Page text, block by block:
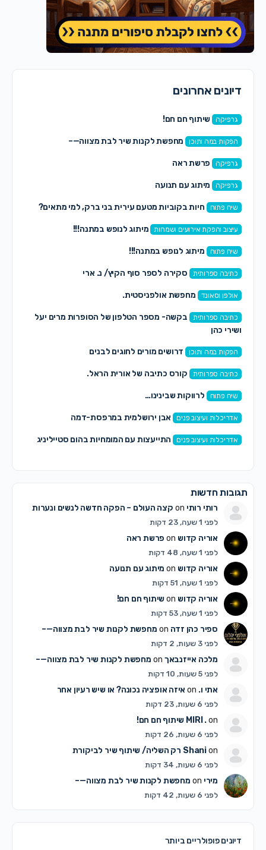
דיונים אחרונים
גרפיקה שיתוף חם חם!
הפקות במה ותוכן מחפשת לקנות שיר לבת מצווה—–
גרפיקה פרשת ראה
גרפיקה מיתוג עם תנועה
שיח פתוח חיות בקוביות מטעם עירית בני ברק, למי מתאים?
עיצוב והפקת אירועים ושמחות מיתוג לנופש במתנה!!!
שיח פתוח מיתוג לנופש במתנה!!!
כתיבה ספרותית סקירה לספר סוף הקיץ/ נ. ארי
אולפן וסאונד מחפשת אולפניסטית.
כתיבה ספרותית
בקשה- מספר הטלפון של הסופרות מרים יעל
ושירי כהן
הפקות במה ותוכן דרושים מורים לחוגים לבנים
כתיבה ספרותית קורס כתיבה של אורית הראל.
שיח פתוח לרווקות שבינינו…
אדריכלות ועיצוב פנים אבן ירושלמית במרפסת-דמה
אדריכלות ועיצוב פנים התייעצות עם המומחיות בהום סטייליניג
תגובות חדשות
רותי רותיon קצה העולם – הפקה חדשה לנשים ונערות
לפני 1 שעה, 23 דקות
אוריה קדושon פרשת ראה
לפני 1 שעה, 48 דקות
אוריה קדושon מיתוג עם תנועה
לפני 1 שעה, 51 דקות
אוריה קדושon שיתוף חם חם!
לפני 1 שעה, 53 דקות
ספיר כהן זדהon מחפשת לקנות שיר לבת מצווה—–
לפני 3 שעות, 2 דקות
מלכה אייזנבאךon מחפשת לקנות שיר לבת מצווה—–
לפני 5 שעות, 10 דקות
אתי ו.on איזה אופציה נכונה? או שיש רעיון אחר
לפני 6 שעות, 23 דקות
MIRI .on שיתוף חם חם!
לפני 6 שעות, 26 דקות
Shanion רק השליה/ שיתוף שיר לביקורת
לפני 6 שעות, 34 דקות
מיריon מחפשת לקנות שיר לבת מצווה—–
לפני 6 שעות, 42 דקות
דיונים פופולריים ביותר